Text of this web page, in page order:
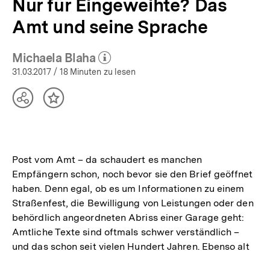
Nur für Eingeweihte? Das
Amt und seine Sprache
Michaela Blaha
(Mehr zum Autor)
öffnen
31.03.2017 / 18 Minuten zu lesen
TeilenInhalt
Post vom Amt – da schaudert es manchen
Empfängern schon, noch bevor sie den Brief geöffnet
haben. Denn egal, ob es um Informationen zu einem
Straßenfest, die Bewilligung von Leistungen oder den
behördlich angeordneten Abriss einer Garage geht:
Amtliche Texte sind oftmals schwer verständlich –
und das schon seit vielen Hundert Jahren. Ebenso alt